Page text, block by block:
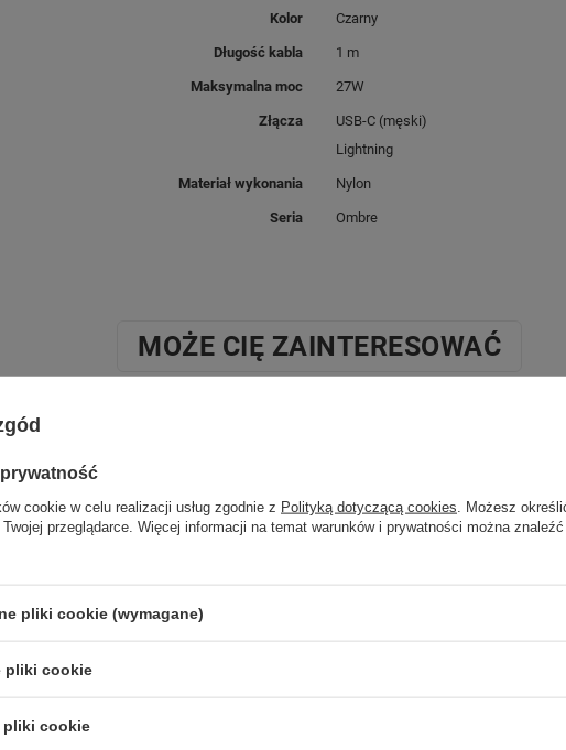
Kolor Czarny
Długość kabla 1 m
Maksymalna moc 27W
Złącza
USB-C (męski)
Lightning
Materiał wykonania Nylon
Seria Ombre
MOŻE CIĘ ZAINTERESOWAĆ
cookie w celu realizacji usług zgodnie z Polityką dotyczącą cookies . Możesz
przeglądarce. Więcej informacji na temat warunków i prywatności można
pliki cookie (wymagane)
pliki cookie
pliki cookie